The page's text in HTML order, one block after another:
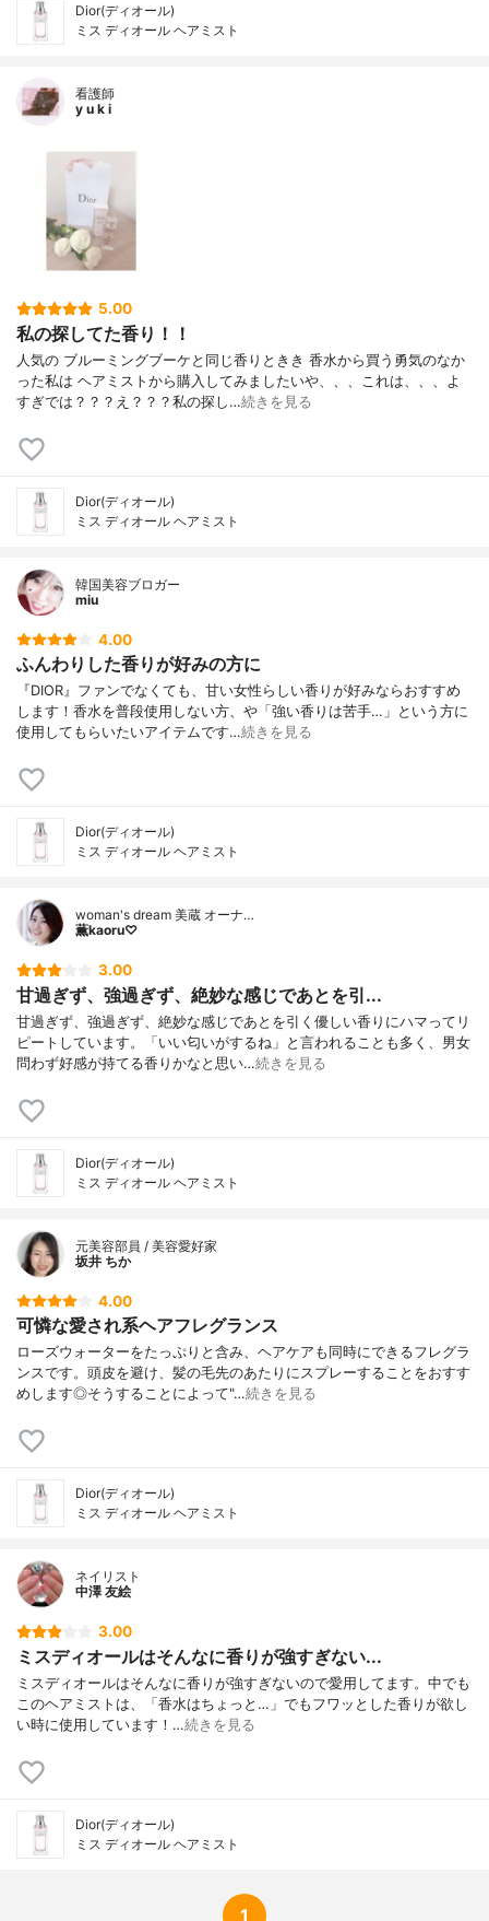
Dior(ディオール)
ミス ディオール ヘアミスト
看護師
y u k i
5.00
私の探してた香り！！
人気の ブルーミングブーケと同じ香りときき 香水から買う勇気のなか
った私は ヘアミストから購入してみましたいや、、、これは、、、よ
すぎでは？？？え？？？私の探し…続きを見る
Dior(ディオール)
ミス ディオール ヘアミスト
韓国美容ブロガー
miu
4.00
ふんわりした香りが好みの方に
『DIOR』ファンでなくても、甘い女性らしい香りが好みならおすすめ
します！香水を普段使用しない方、や「強い香りは苦手…」という方に
使用してもらいたいアイテムです…続きを見る
Dior(ディオール)
ミス ディオール ヘアミスト
woman's dream 美蔵 オーナ…
薫kaoru♡
3.00
甘過ぎず、強過ぎず、絶妙な感じであとを引...
甘過ぎず、強過ぎず、絶妙な感じであとを引く優しい香りにハマってリ
ピートしています。「いい匂いがするね」と言われることも多く、男女
問わず好感が持てる香りかなと思い…続きを見る
Dior(ディオール)
ミス ディオール ヘアミスト
元美容部員 / 美容愛好家
坂井 ちか
4.00
可憐な愛され系ヘアフレグランス
ローズウォーターをたっぷりと含み、ヘアケアも同時にできるフレグラ
ンスです。頭皮を避け、髪の毛先のあたりにスプレーすることをおすす
めします◎そうすることによって"…続きを見る
Dior(ディオール)
ミス ディオール ヘアミスト
ネイリスト
中澤 友絵
3.00
ミスディオールはそんなに香りが強すぎない...
ミスディオールはそんなに香りが強すぎないので愛用してます。中でも
このヘアミストは、「香水はちょっと…」でもフワッとした香りが欲し
い時に使用しています！…続きを見る
Dior(ディオール)
ミス ディオール ヘアミスト
1